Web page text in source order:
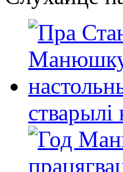
стварылі